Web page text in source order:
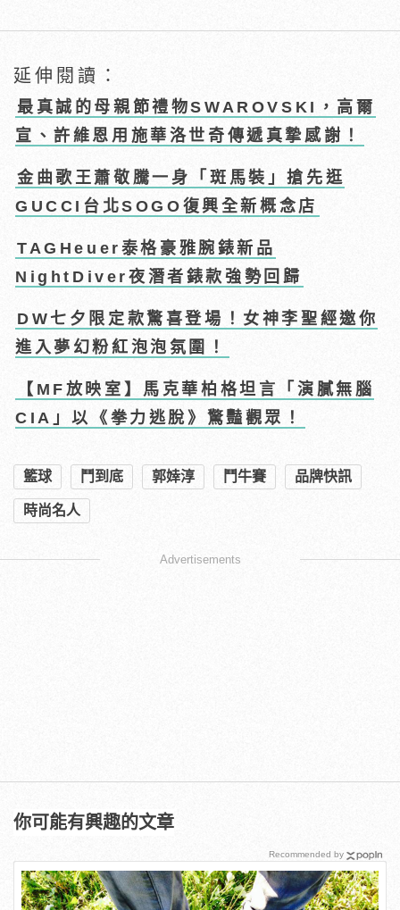
延伸閱讀：
最真誠的母親節禮物SWAROVSKI，高爾
宣、許維恩用施華洛世奇傳遞真摯感謝！
金曲歌王蕭敬騰一身「斑馬裝」搶先逛
GUCCI台北SOGO復興全新概念店
TAGHeuer泰格豪雅腕錶新品
NightDiver夜潛者錶款強勢回歸
DW七夕限定款驚喜登場！女神李聖經邀你
進入夢幻粉紅泡泡氛圍！
【MF放映室】馬克華柏格坦言「演膩無腦
CIA」以《拳力逃脫》驚豔觀眾！
籃球 鬥到底 郭婞淳 鬥牛賽 品牌快訊
時尚名人
Advertisements
你可能有興趣的文章
Recommended by